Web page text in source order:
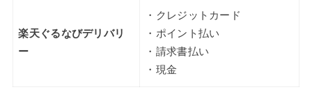
楽天ぐるなびデリバリ
ー
・クレジットカード
・ポイント払い
・請求書払い
・現金